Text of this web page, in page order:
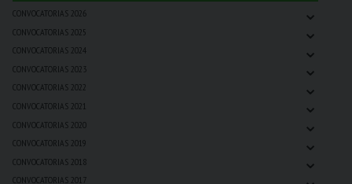
CONVOCATORIAS 2026 ⌄
CONVOCATORIAS 2025 ⌄
CONVOCATORIAS 2024 ⌄
CONVOCATORIAS 2023 ⌄
CONVOCATORIAS 2022 ⌄
CONVOCATORIAS 2021 ⌄
CONVOCATORIAS 2020 ⌄
CONVOCATORIAS 2019 ⌄
CONVOCATORIAS 2018 ⌄
CONVOCATORIAS 2017